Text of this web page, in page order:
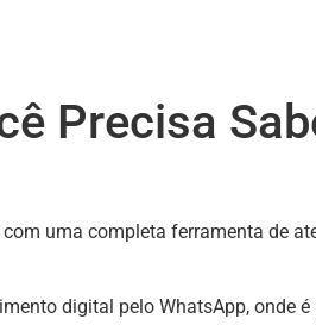
Precisa
uma completa ferramenta de
digital pelo WhatsApp, onde